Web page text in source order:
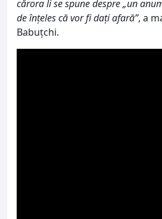
cărora li se spune despre „un
de înțeles că vor fi dați afară”, a
Babuțchi.